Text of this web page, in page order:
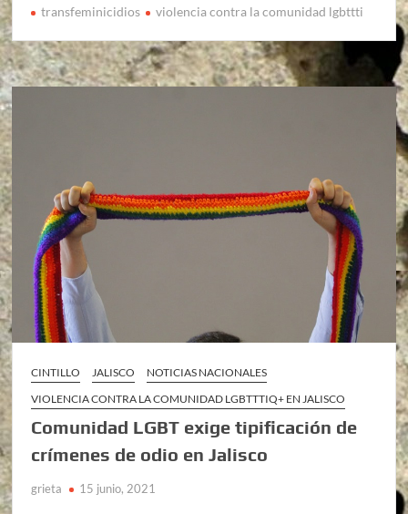
transfeminicidios
violencia contra la comunidad lgbttti
CINTILLO JALISCO
NOTICIAS NACIONALES
VIOLENCIA CONTRA LA COMUNIDAD LGBTTTIQ+ EN JALISCO
Comunidad LGBT exige tipificación de
crímenes de odio en Jalisco
grieta 15 junio, 2021